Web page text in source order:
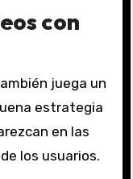
con
juega un
estrategia
en las
los usuarios.